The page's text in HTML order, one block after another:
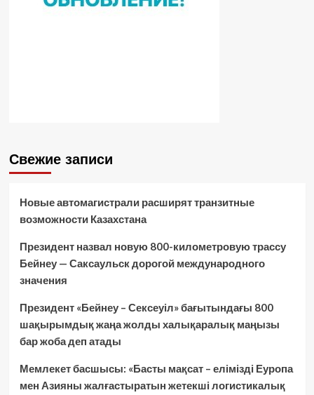
Свежие записи
Новые автомагистрали расширят транзитные
возможности Казахстана
Президент назвал новую 800-километровую трассу
Бейнеу — Саксаульск дорогой международного
значения
Президент «Бейнеу – Сексеуіл» бағытындағы 800
шақырымдық жаңа жолды халықаралық маңызы
бар жоба деп атады
Мемлекет басшысы: «Басты мақсат – елімізді Еуропа
мен Азияны жалғастыратын жетекші логистикалық